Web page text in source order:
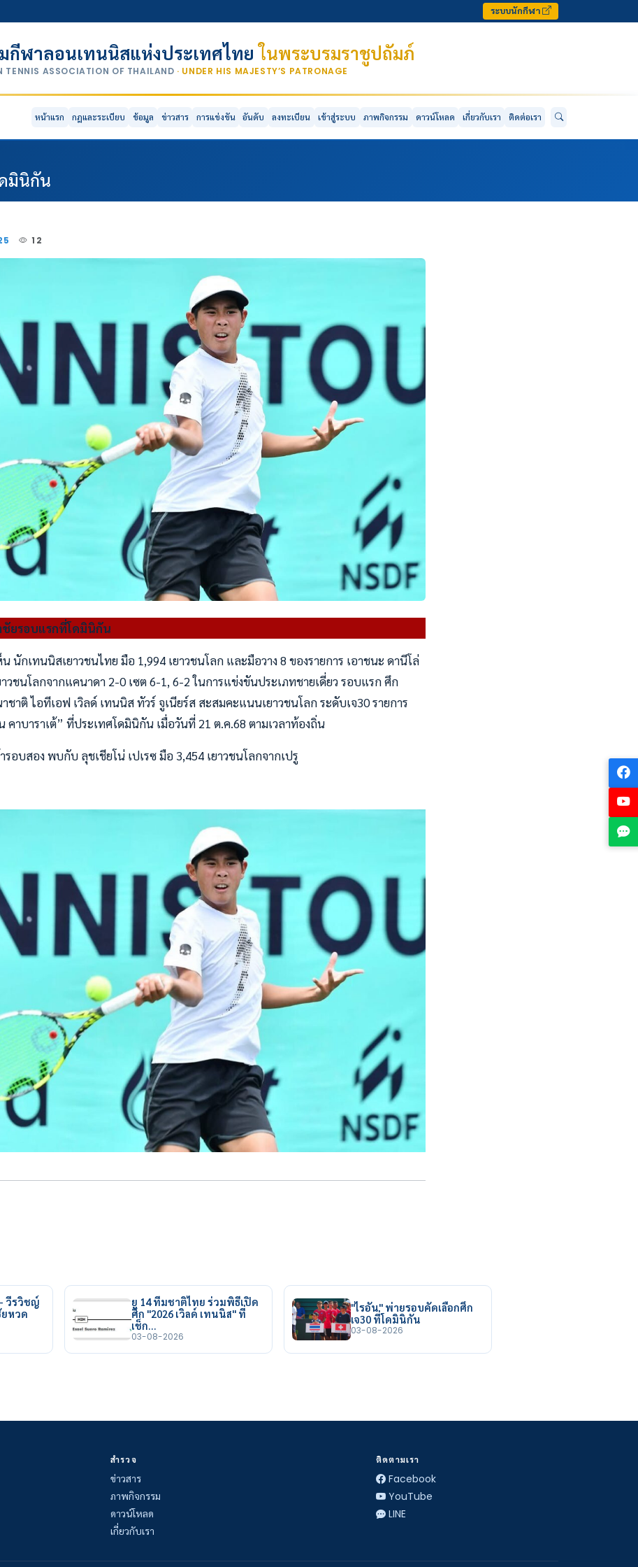
ระบบนักกีฬา
กีฬาลอนเทนนิสแห่งประเทศไทยในพระบรมราชูปถัมภ์
TENNIS ASSOCIATION OF THAILAND · UNDER HIS MAJESTY’S PATRONAGE
หน้าแรก กฎและระเบียบ ข้อมูล ข่าวสาร การแข่งขัน อันดับ ลงทะเบียน เข้าสู่ระบบ ภาพกิจกรรม ดาวน์โหลด เกี่ยวกับเรา ติดต่อเรา
มินิกัน
12
ยรอบแรกที่โดมินิกัน
นักเทนนิสเยาวชนไทย มือ 1,994 เยาวชนโลก และมือวาง 8 ของรายการ เอาชนะ ดานีโล่
วชนโลกจากแคนาดา 2-0 เซต 6-1, 6-2 ในการแข่งขันประเภทชายเดี่ยว รอบแรก ศึก
ชาติ ไอทีเอฟ เวิลด์ เทนนิส ทัวร์ จูเนียร์ส สะสมคะแนนเยาวชนโลก ระดับเจ30 รายการ
คาบาราเต้” ที่ประเทศโดมินิกัน เมื่อวันที่ 21 ต.ค.68 ตามเวลาท้องถิ่น
อบสอง พบกับ ลุชเชียโน่ เปเรซ มือ 3,454 เยาวชนโลกจากเปรู
วีรวิชญ์
หวด
ยู 14 ทีมชาติไทย ร่วมพิธีเปิด
ศึก "2026 เวิลด์ เทนนิส" ที่
เช็ก…
03-08-2026
"ไรอัน" พ่ายรอบคัดเลือกศึก
เจ30 ที่โดมินิกัน
03-08-2026
สำรวจ
ข่าวสาร
ภาพกิจกรรม
ดาวน์โหลด
เกี่ยวกับเรา
ติดตามเรา
Facebook
YouTube
LINE